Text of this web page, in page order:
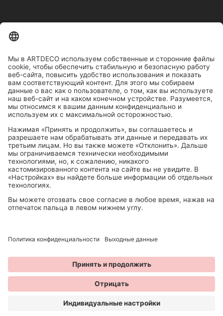
БОЛЕЕ 1000 МАГАЗИНОВ В ГЕРМАНИИ, АВСТРИИ, ШВЕЙЦАРИИ.
Можно пкупить в
© 2026 ANNY Cosmetics